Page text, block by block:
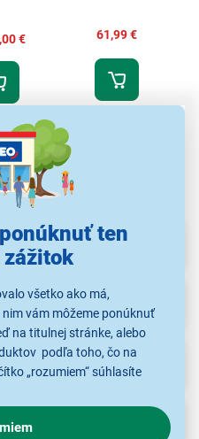
ten
všetko ako má,
vám môžeme ponúknuť
na titulnej stránke, alebo
podľa toho, čo na
„rozumiem“ súhlasíte
cielených reklám.
ako u nás s cookies a
€ 61,99 €
(1)